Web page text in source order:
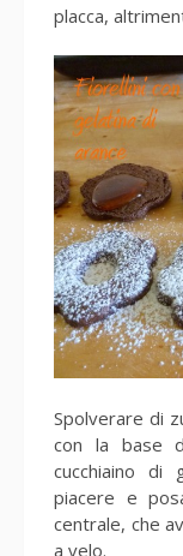
placca,
Spolverare di
con la base
cucchiaino di
piacere e
centrale, che
a velo.